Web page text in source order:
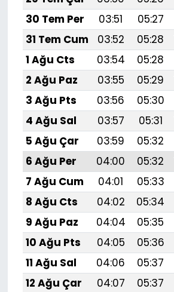
30 Tem Per
03:51 05:27
31 Tem Cum
03:52 05:28
1 Ağu Cts
03:54 05:28
2 Ağu Paz
03:55 05:29
3 Ağu Pts
03:56 05:30
4 Ağu Sal
03:57 05:31
5 Ağu Çar
03:59 05:32
6 Ağu Per
04:00 05:32
7 Ağu Cum
04:01 05:33
8 Ağu Cts
04:02 05:34
9 Ağu Paz
04:04 05:35
10 Ağu Pts
04:05 05:36
11 Ağu Sal
04:06 05:37
12 Ağu Çar
04:07 05:37